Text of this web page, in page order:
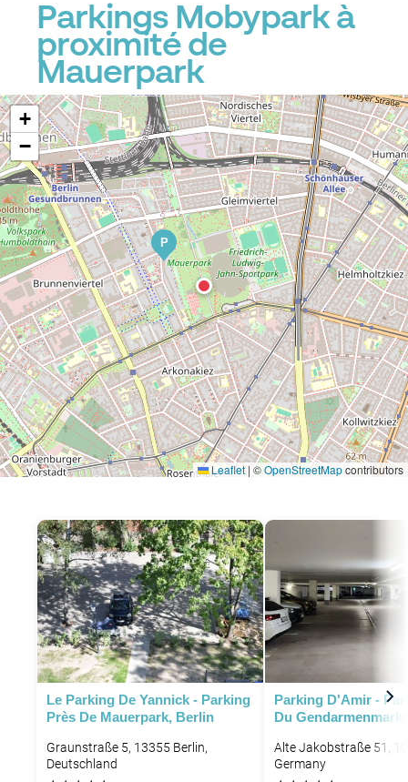
Parkings Mobypark à
proximité de
Mauerpark
P
+
−
Leaflet |©OpenStreetMapcontributors
Le Parking De Yannick - Parking
Près De Mauerpark, Berlin
Graunstraße 5, 13355 Berlin,
Deutschland
Parking D'Amir -
Du
Alte Jakobstraße 51,
Germany